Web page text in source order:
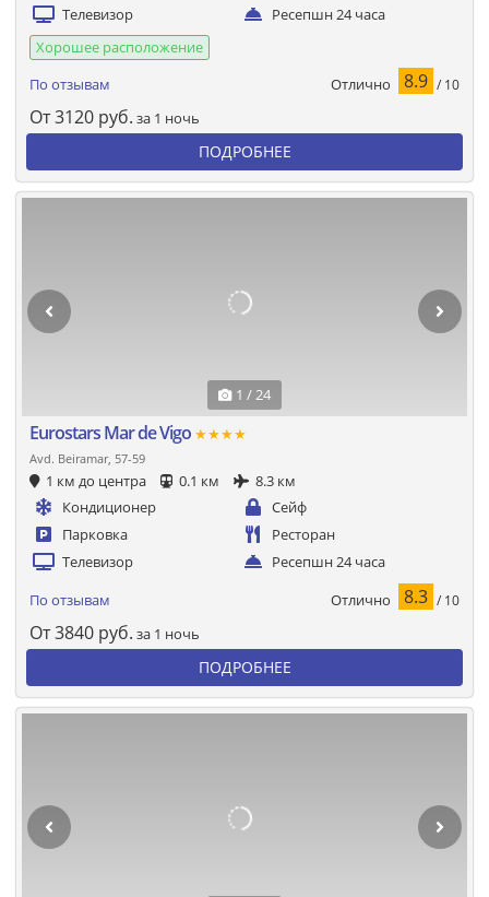
Телевизор
Ресепшн 24 часа
Хорошее расположение
По отзывам
Отлично 8.9 / 10
От3120 руб. за 1 ночь
ПОДРОБНЕЕ
1 / 24
Eurostars Mar de Vigo ★★★★
Avd. Beiramar, 57-59
1 км до центра 0.1 км
8.3 км
Кондиционер
Сейф
Парковка
Ресторан
Телевизор
Ресепшн 24 часа
По отзывам Отлично 8.3 / 10
От3840 руб. за 1 ночь
ПОДРОБНЕЕ